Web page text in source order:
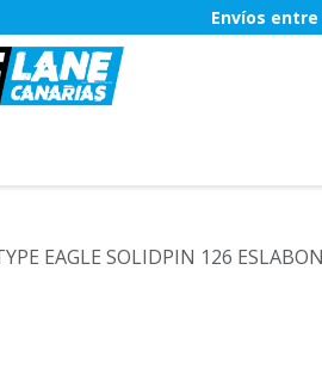
Envíos
EAGLE SOLIDPIN 126